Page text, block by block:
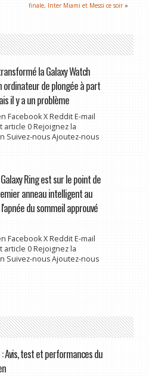
finale, Inter Miami et Messi ce soir »
la Galaxy Watch
ordinateur de plongée à part
il y a un problème
Facebook X Reddit E-mail
article 0 Rejoignez la
Suivez-nous Ajoutez-nous
Ring est sur le point de
anneau intelligent au
du sommeil approuvé
Facebook X Reddit E-mail
article 0 Rejoignez la
Suivez-nous Ajoutez-nous
: Avis, test et performances du